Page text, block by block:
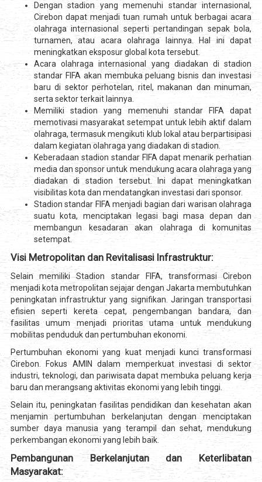
Dengan stadion yang memenuhi standar internasional,
Cirebon dapat menjadi tuan rumah untuk berbagai acara
olahraga internasional seperti pertandingan sepak bola,
turnamen, atau acara olahraga lainnya. Hal ini dapat
meningkatkan eksposur global kota tersebut.
Acara olahraga internasional yang diadakan di stadion
standar FIFA akan membuka peluang bisnis dan investasi
baru di sektor perhotelan, ritel, makanan dan minuman,
serta sektor terkait lainnya.
Memiliki stadion yang memenuhi standar FIFA dapat
memotivasi masyarakat setempat untuk lebih aktif dalam
olahraga, termasuk mengikuti klub lokal atau berpartisipasi
dalam kegiatan olahraga yang diadakan di stadion.
Keberadaan stadion standar FIFA dapat menarik perhatian
media dan sponsor untuk mendukung acara olahraga yang
diadakan di stadion tersebut. Ini dapat meningkatkan
visibilitas kota dan mendatangkan investasi dari sponsor.
Stadion standar FIFA menjadi bagian dari warisan olahraga
suatu kota, menciptakan legasi bagi masa depan dan
membangun kesadaran akan olahraga di komunitas
setempat.
Visi Metropolitan dan Revitalisasi Infrastruktur:
Selain memiliki Stadion standar FIFA, transformasi Cirebon
menjadi kota metropolitan sejajar dengan Jakarta membutuhkan
peningkatan infrastruktur yang signifikan. Jaringan transportasi
efisien seperti kereta cepat, pengembangan bandara, dan
fasilitas umum menjadi prioritas utama untuk mendukung
mobilitas penduduk dan pertumbuhan ekonomi.
Pertumbuhan ekonomi yang kuat menjadi kunci transformasi
Cirebon. Fokus AMIN dalam memperkuat investasi di sektor
industri, teknologi, dan pariwisata dapat membuka peluang kerja
baru dan merangsang aktivitas ekonomi yang lebih tinggi.
Selain itu, peningkatan fasilitas pendidikan dan kesehatan akan
menjamin pertumbuhan berkelanjutan dengan menciptakan
sumber daya manusia yang terampil dan sehat, mendukung
perkembangan ekonomi yang lebih baik.
Pembangunan Berkelanjutan dan Keterlibatan
Masyarakat: